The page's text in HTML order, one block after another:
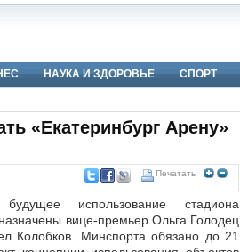
НАУКА И ЗДОРОВЬЕ
СПОРТ
«Екатеринбург Арену»
Печатать
использование стадиона
вице-премьер Ольга Голодец
Колобков. Минспорта обязано до 21